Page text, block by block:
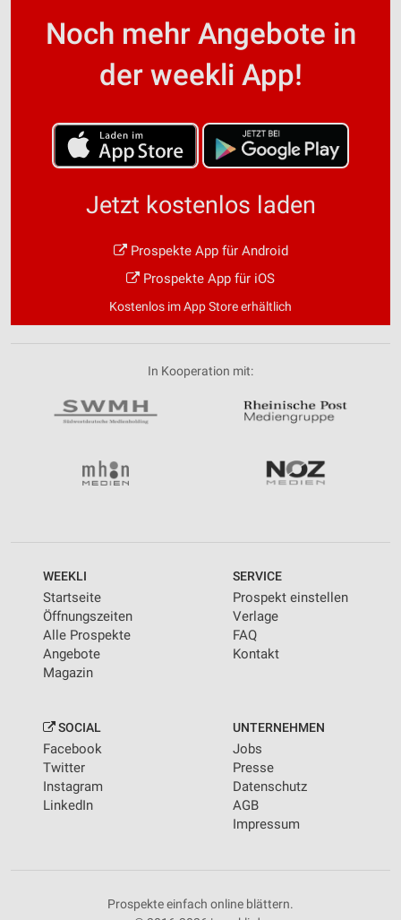
Noch mehr Angebote in
der weekli App!
Jetzt kostenlos laden
Prospekte App für Android
Prospekte App für iOS
Kostenlos im App Store erhältlich
In Kooperation mit:
WEEKLI
Startseite
Öffnungszeiten
Alle Prospekte
Angebote
Magazin
SERVICE
Prospekt einstellen
Verlage
FAQ
Kontakt
SOCIAL
Facebook
Twitter
Instagram
LinkedIn
UNTERNEHMEN
Jobs
Presse
Datenschutz
AGB
Impressum
Prospekte einfach online blättern.